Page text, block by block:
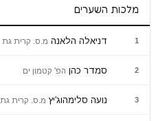
מלכות השערים
1 דניאלה הלאנה מ.ס. קרית גת
2 סמדר כהן הפ' קטמון ים
3 נועה סלימהוג'יץ מ.ס. קרית גת